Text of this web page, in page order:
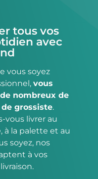
tous vos
avec
vous soyez
vous
nombreux de
grossiste.
vous livrer au
à la palette et au
soyez, nos
à vos